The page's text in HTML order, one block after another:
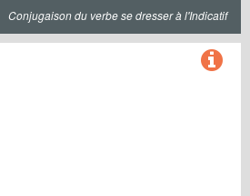
Conjugaison du verbe se dresser à l'Indicatif